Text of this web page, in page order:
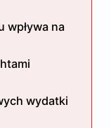
wpływa na
wydatki